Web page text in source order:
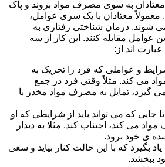
به سوی مصرف مواد بروند و پاک
معمولاً معتادان با یک سری عوامل،
شوند. درمان شناختی رفتاری به
عوامل مقابله کنند. این کار از سه
اند از:
و عواملی که فرد را تحریک به
می کند. مثلاً وقتی فرد در جمع
گیرد، تمایل به مصرف مواد مخدر با
جایی که می تواند باید از شرایطی که او
می کند، اجتناب کند. مثلا به دیدار
ی خود نرود.
یاد بگیرد که با این حالت کنار بیاید و سعی
ببخشد.